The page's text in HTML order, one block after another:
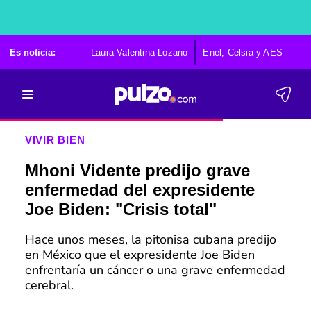
Es noticia: Laura Valentina Lozano Enel, Celsia y AES
VIVIR BIEN
Mhoni Vidente predijo grave
enfermedad del expresidente
Joe Biden: "Crisis total"
Hace unos meses, la pitonisa cubana predijo
en México que el expresidente Joe Biden
enfrentaría un cáncer o una grave enfermedad
cerebral.